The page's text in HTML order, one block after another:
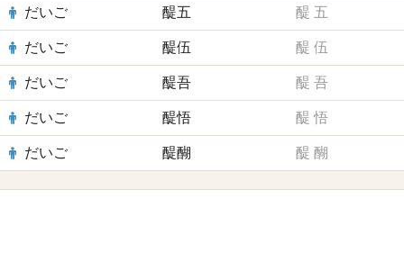
だいご 醍五 醍 五
だいご 醍伍 醍 伍
だいご 醍吾 醍 吾
だいご 醍悟 醍 悟
だいご 醍醐 醍 醐